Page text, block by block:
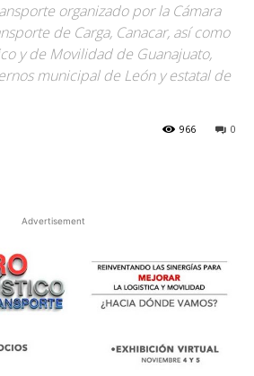
organizado por la Cámara
de Carga, Canacar, así como
y de Movilidad de Guanajuato,
municipal de León y estatal de
0
966
Advertisement